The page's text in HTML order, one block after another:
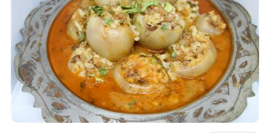
jednostavnim jelima s tjesteninom.